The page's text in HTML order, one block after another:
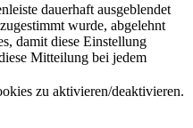
dauerhaft ausgeblendet
wurde, abgelehnt
damit diese Einstellung
Mitteilung bei jedem
zu aktivieren/deaktivieren.